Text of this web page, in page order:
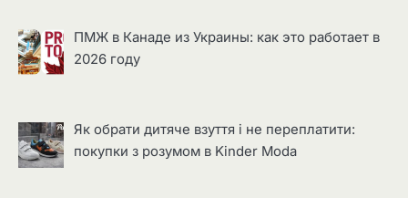
ПМЖ в Канаде из Украины: как это работает в
2026 году
Як обрати дитяче взуття і не переплатити:
покупки з розумом в Kinder Moda